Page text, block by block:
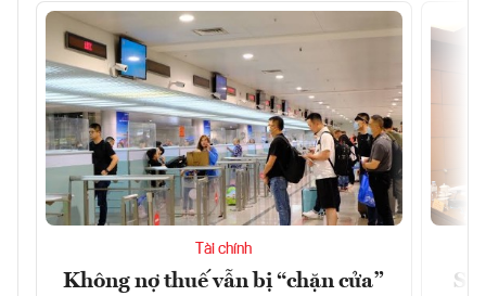
Tài chính
Không nợ thuế vẫn bị “chặn cửa”